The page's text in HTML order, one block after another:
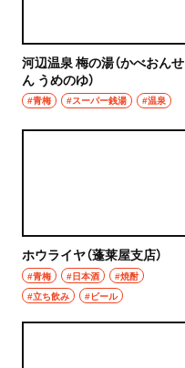
河辺温泉 梅の湯（かべおんせ
ん うめのゆ）
#青梅 #スーパー銭湯 #温泉
ホウライヤ（蓬莱屋支店）
#青梅 #日本酒
#焼酎
#立ち飲み
#ビール